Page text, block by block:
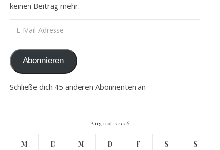
keinen Beitrag mehr.
Abonnieren
Schließe dich 45 anderen Abonnenten an
August 2026
M D M D F S S